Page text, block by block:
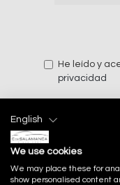
He leído y
privacidad
English
We use cookies
We may place these for
show personalised content